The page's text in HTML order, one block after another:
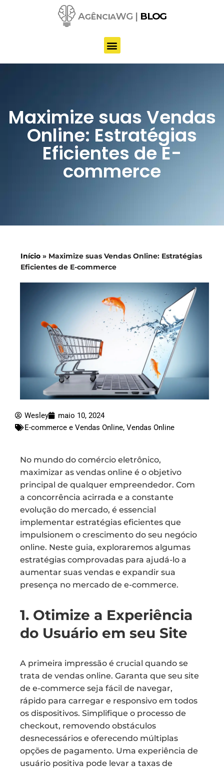
conteúdo
Maximize suas Vendas
Online: Estratégias
Eficientes de E-
commerce
Início » Maximize suas Vendas Online: Estratégias
Eficientes de E-commerce
Wesley
maio 10, 2024
E-commerce e Vendas Online, Vendas Online
No mundo do comércio eletrônico,
maximizar as vendas online é o objetivo
principal de qualquer empreendedor. Com
a concorrência acirrada e a constante
evolução do mercado, é essencial
implementar estratégias eficientes que
impulsionem o crescimento do seu negócio
online. Neste guia, exploraremos algumas
estratégias comprovadas para ajudá-lo a
aumentar suas vendas e expandir sua
presença no mercado de e-commerce.
1. Otimize a Experiência
do Usuário em seu Site
A primeira impressão é crucial quando se
trata de vendas online. Garanta que seu site
de e-commerce seja fácil de navegar,
rápido para carregar e responsivo em todos
os dispositivos. Simplifique o processo de
checkout, removendo obstáculos
desnecessários e oferecendo múltiplas
opções de pagamento. Uma experiência de
usuário positiva pode levar a taxas de